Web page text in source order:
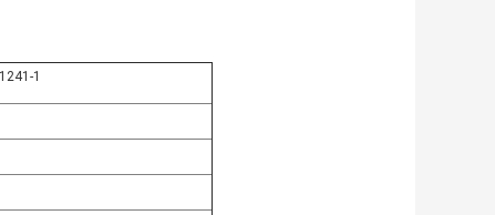
1